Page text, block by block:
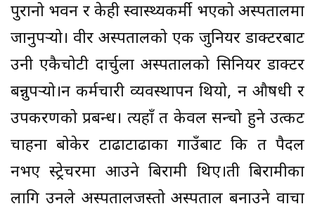
पुरानो भवन र केही स्वास्थ्यकर्मी भएको अस्पतालमा
जानुपर्‍यो। वीर अस्पतालको एक जुनियर डाक्टरबाट
उनी एकैचोटी दार्चुला अस्पतालको सिनियर डाक्टर
बन्नुपर्‍यो।न कर्मचारी व्यवस्थापन थियो, न औषधी र
उपकरणको प्रबन्ध। त्यहाँ त केवल सन्चो हुने उत्कट
चाहना बोकेर टाढाटाढाका गाउँबाट कि त पैदल
नभए स्ट्रेचरमा आउने बिरामी थिए।ती बिरामीका
लागि उनले अस्पतालजस्तो अस्पताल बनाउने वाचा